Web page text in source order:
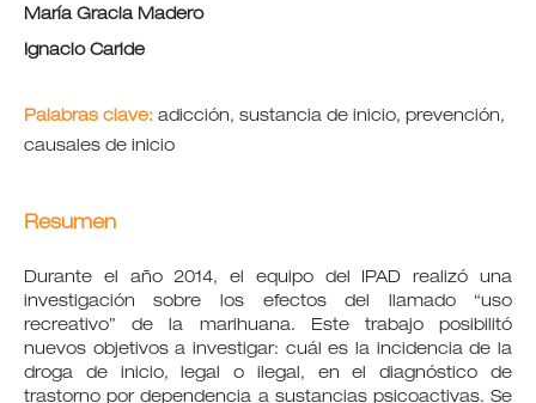
María Gracia Madero
Ignacio Caride
Palabras clave: adicción, sustancia de inicio, prevención,
causales de inicio
Resumen
Durante el año 2014, el equipo del IPAD realizó una
investigación sobre los efectos del llamado “uso
recreativo” de la marihuana. Este trabajo posibilitó
nuevos objetivos a investigar: cuál es la incidencia de la
droga de inicio, legal o ilegal, en el diagnóstico de
trastorno por dependencia a sustancias psicoactivas. Se